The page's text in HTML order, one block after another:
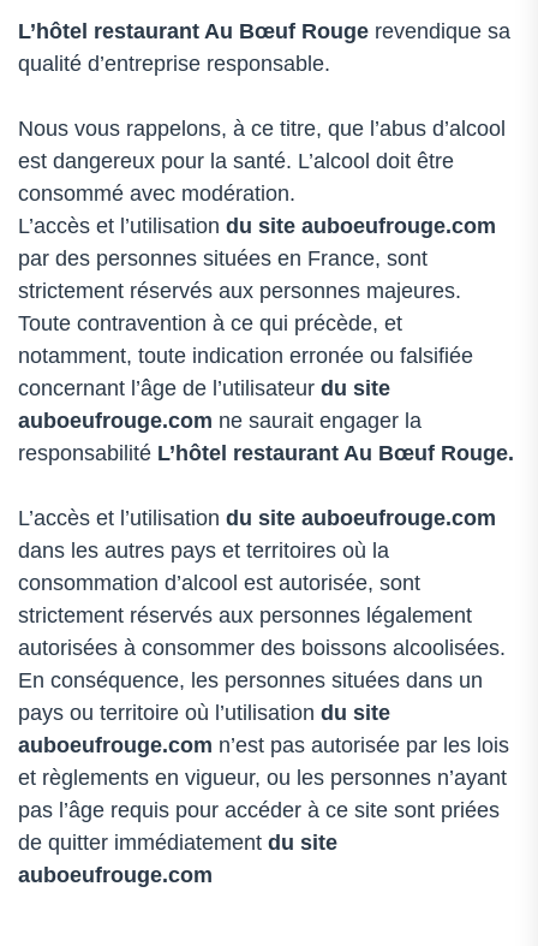
L’hôtel restaurant Au Bœuf Rouge revendique sa
qualité d’entreprise responsable.
Nous vous rappelons, à ce titre, que l’abus d’alcool
est dangereux pour la santé. L’alcool doit être
consommé avec modération.
L’accès et l’utilisation du site auboeufrouge.com
par des personnes situées en France, sont
strictement réservés aux personnes majeures.
Toute contravention à ce qui précède, et
notamment, toute indication erronée ou falsifiée
concernant l’âge de l’utilisateur du site
auboeufrouge.com ne saurait engager la
responsabilité L’hôtel restaurant Au Bœuf Rouge.
L’accès et l’utilisation du site auboeufrouge.com
dans les autres pays et territoires où la
consommation d’alcool est autorisée, sont
strictement réservés aux personnes légalement
autorisées à consommer des boissons alcoolisées.
En conséquence, les personnes situées dans un
pays ou territoire où l’utilisation du site
auboeufrouge.com n’est pas autorisée par les lois
et règlements en vigueur, ou les personnes n’ayant
pas l’âge requis pour accéder à ce site sont priées
de quitter immédiatement du site
auboeufrouge.com